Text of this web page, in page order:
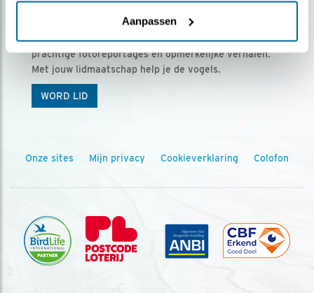
Aanpassen
Ontvang 5 x Vogels voor € 36,00 per jaar
Vogels is het tijdschrift voor onze leden, met
prachtige fotoreportages en opmerkelijke verhalen.
Met jouw lidmaatschap help je de vogels.
WORD LID
Onze sites Mijn privacy Cookieverklaring Colofon